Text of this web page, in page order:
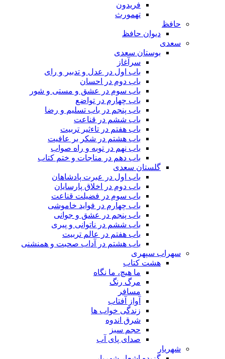
فریدون
تهمورث
حافظ
دیوان حافظ
سعدی
بوستان سعدی
سرآغاز
باب اول در عدل و تدبیر و رای
باب دوم در احسان
باب سوم در عشق و مستی و شور
باب چهارم در تواضع
باب پنجم در باب تسلیم و رضا
باب ششم در قناعت
باب هفتم در تاءثیر تربیت
باب هشتم در شکر بر عافیت
باب نهم در توبه و راه صواب
باب دهم در مناجات و ختم کتاب
گلستان سعدی
باب اول در عبرت پادشاهان
باب دوم در اخلاق پارسایان
باب سوم در فضیلت قناعت
باب چهارم در فواید خاموشى
باب پنجم در عشق و جوانى
باب ششم در ناتوانى و پیرى
باب هفتم در عالم تربیت
باب هشتم در آداب صحبت و همنشنى
سهراب سپهری
هشت کتاب
ما هیچ، ما نگاه
مرگ رنگ
مسافر
آواز آفتاب
زندگی خواب ها
شرق اندوه
حجم سبز
صدای پای آب
شهریار